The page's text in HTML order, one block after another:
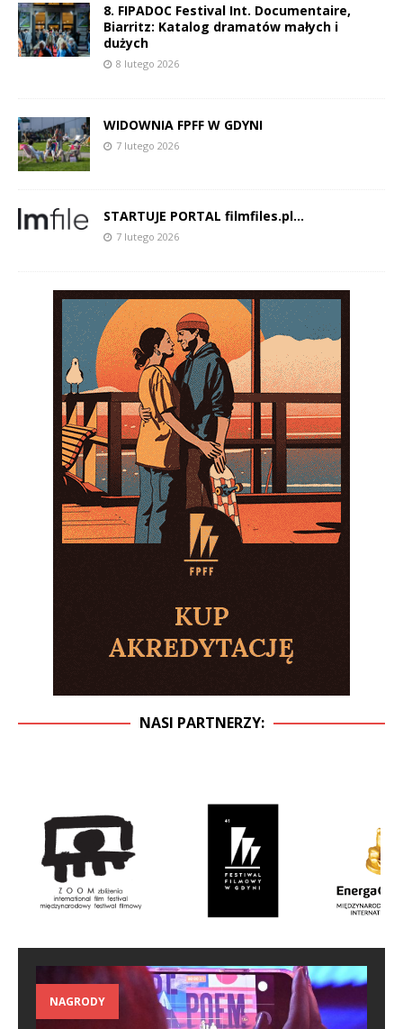
8. FIPADOC Festival Int. Documentaire,
Biarritz: Katalog dramatów małych i
dużych
8 lutego 2026
WIDOWNIA FPFF W GDYNI
7 lutego 2026
STARTUJE PORTAL filmfiles.pl…
7 lutego 2026
NASI PARTNERZY:
NAGRODY